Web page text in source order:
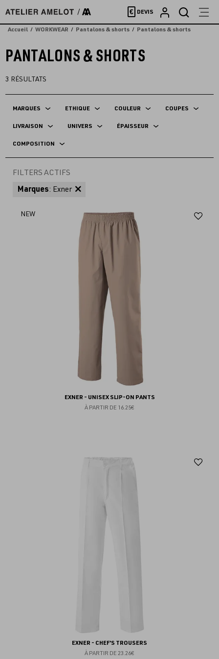
directement
au
€ DEVIS
Accueil WORKWEAR Pantalons & shorts Pantalons & shorts
PANTALONS & SHORTS
3 RÉSULTATS
MARQUES ETHIQUE COULEUR COUPES
LIVRAISON UNIVERS ÉPAISSEUR
COMPOSITION
FILTERS ACTIFS
Marques: Exner
NEW
EXNER - UNISEX SLIP-ON PANTS
À PARTIR DE 16.25€
EXNER - CHEF'S TROUSERS
À PARTIR DE 23.26€